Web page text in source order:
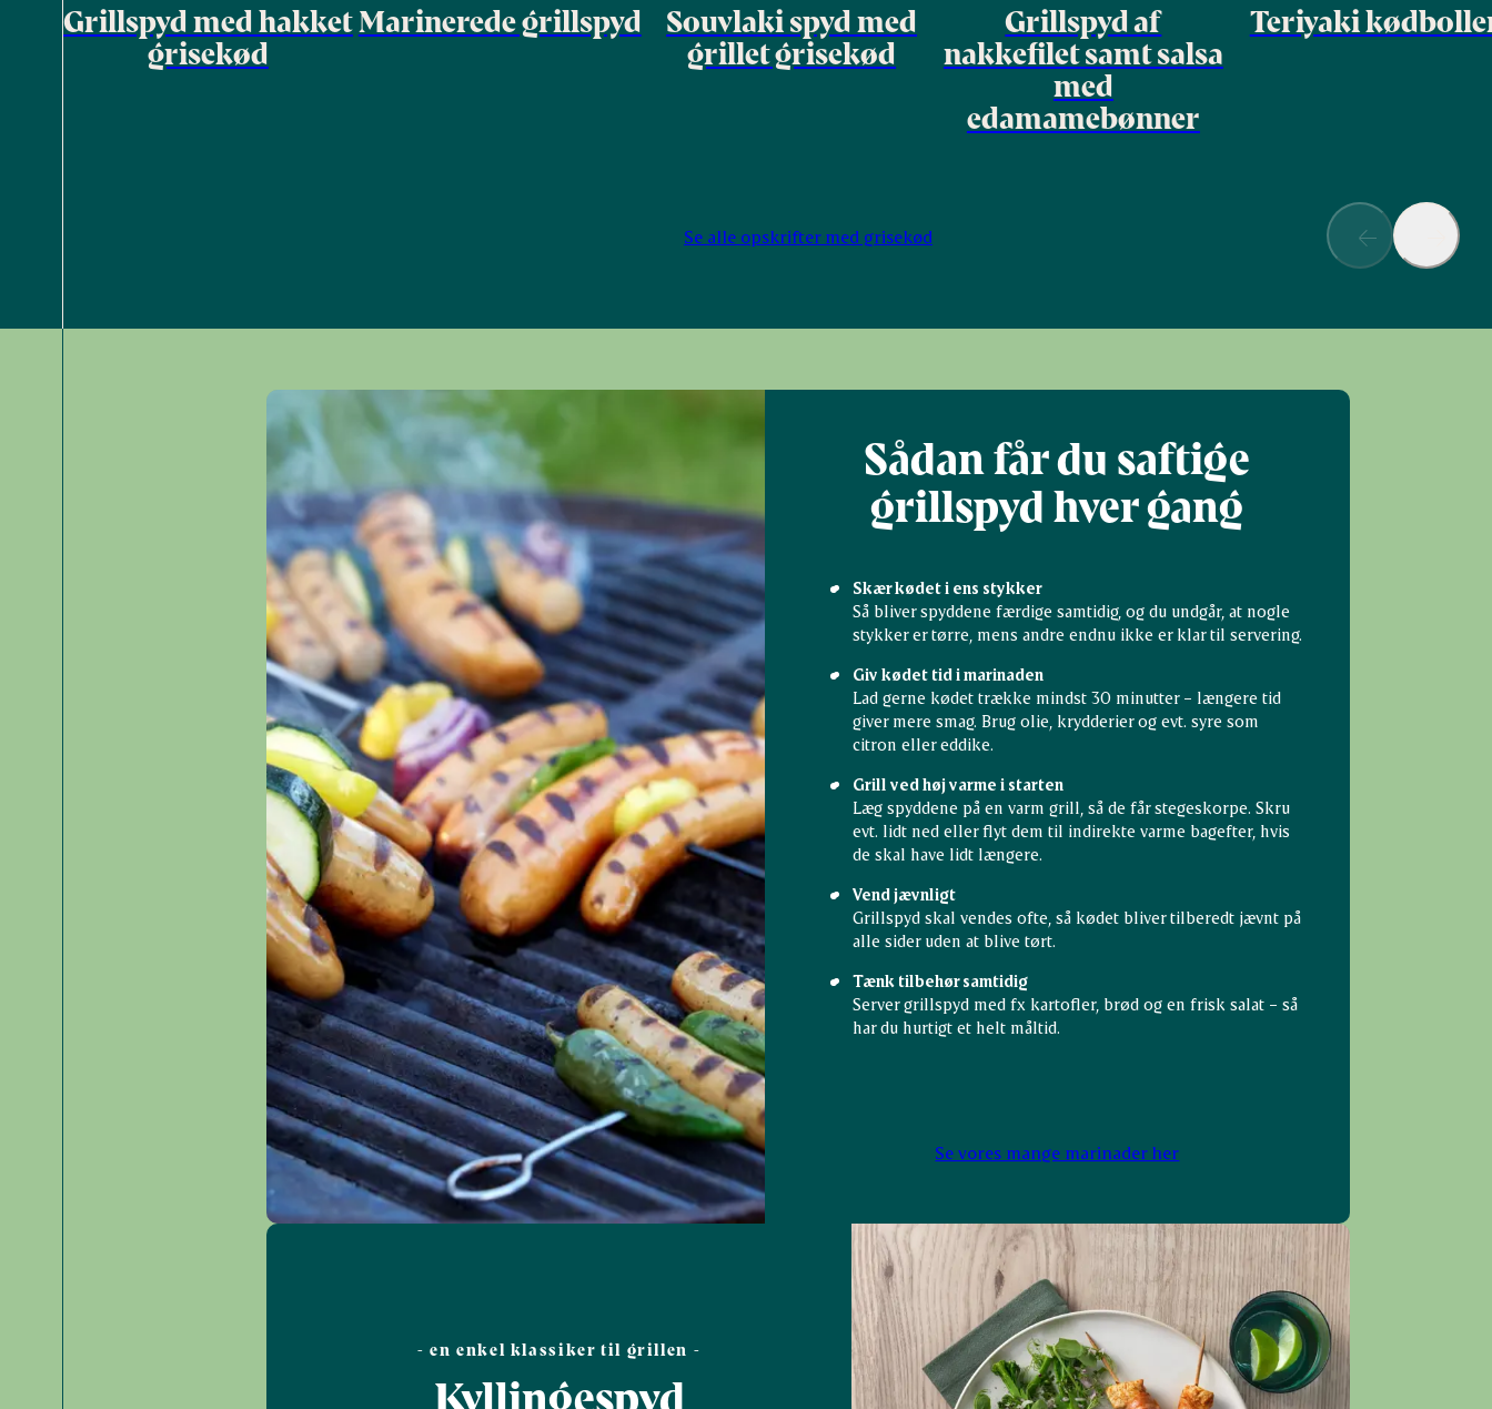
Grillspyd med hakket
grisekød
Marinerede grillspyd
Souvlaki spyd med
grillet grisekød
Grillspyd af
nakkefilet samt salsa
med
edamamebønner
Teriyaki
Se alle opskrifter med grisekød
Sådan får du saftige
grillspyd hver gang
Skær kødet i ens stykker
Så bliver spyddene færdige samtidig, og du undgår, at nogle
stykker er tørre, mens andre endnu ikke er klar til servering.
Giv kødet tid i marinaden
Lad gerne kødet trække mindst 30 minutter – længere tid
giver mere smag. Brug olie, krydderier og evt. syre som
citron eller eddike.
Grill ved høj varme i starten
Læg spyddene på en varm grill, så de får stegeskorpe. Skru
evt. lidt ned eller flyt dem til indirekte varme bagefter, hvis
de skal have lidt længere.
Vend jævnligt
Grillspyd skal vendes ofte, så kødet bliver tilberedt jævnt på
alle sider uden at blive tørt.
Tænk tilbehør samtidig
Server grillspyd med fx kartofler, brød og en frisk salat – så
har du hurtigt et helt måltid.
Se vores mange marinader her
- en enkel klassiker til grillen -
Kyllingespyd